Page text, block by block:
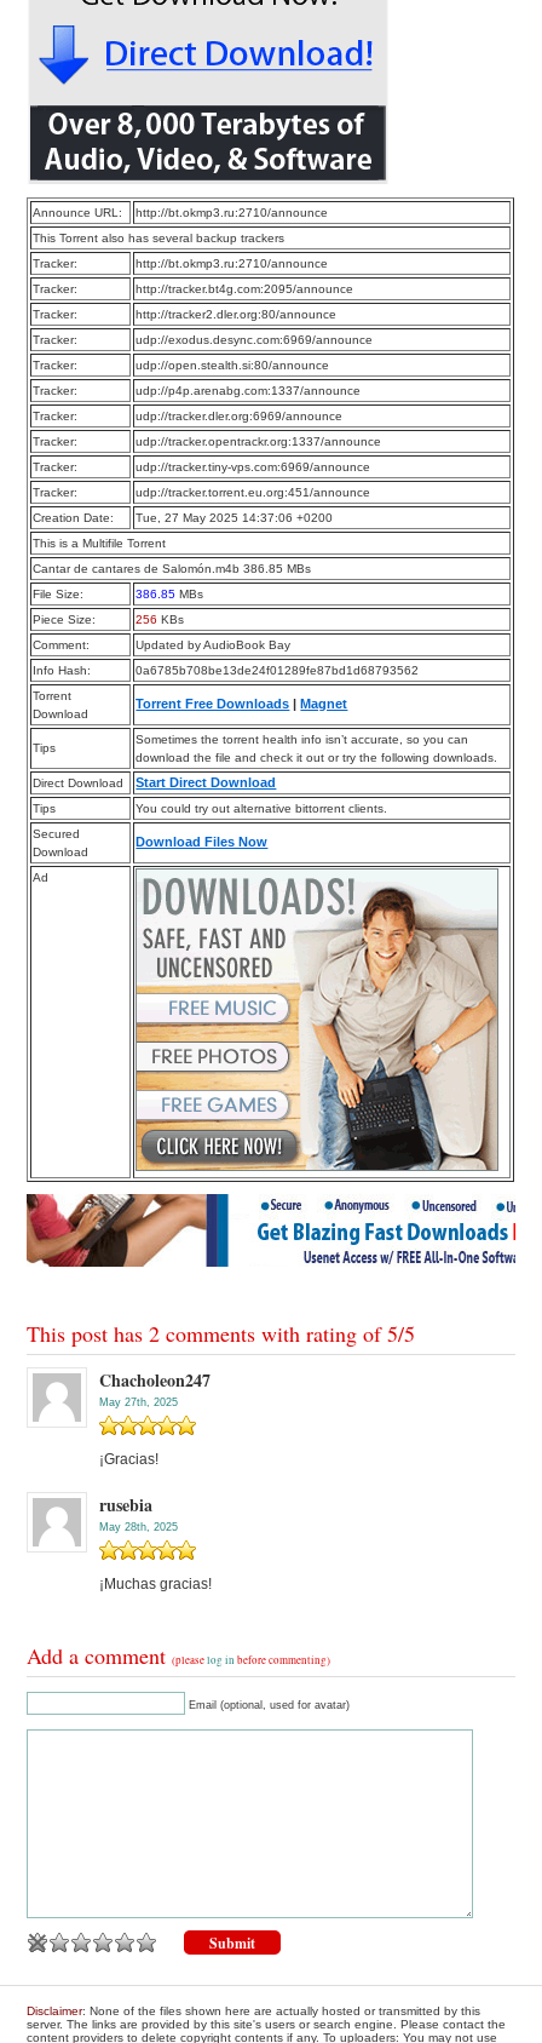
Announce URL:
http://bt.okmp3.ru:2710/announce
This Torrent also has several backup trackers
Tracker:
http://bt.okmp3.ru:2710/announce
Tracker:
http://tracker.bt4g.com:2095/announce
Tracker:
http://tracker2.dler.org:80/announce
Tracker:
udp://exodus.desync.com:6969/announce
Tracker:
udp://open.stealth.si:80/announce
Tracker:
udp://p4p.arenabg.com:1337/announce
Tracker:
udp://tracker.dler.org:6969/announce
Tracker:
udp://tracker.opentrackr.org:1337/announce
Tracker:
udp://tracker.tiny-vps.com:6969/announce
Tracker:
udp://tracker.torrent.eu.org:451/announce
Creation Date:
Tue, 27 May 2025 14:37:06 +0200
This is a Multifile Torrent
Cantar de cantares de Salomón.m4b 386.85 MBs
File Size:
386.85 MBs
Piece Size:
256 KBs
Comment:
Updated by AudioBook Bay
Info Hash:
0a6785b708be13de24f01289fe87bd1d68793562
Torrent
Download
Torrent Free Downloads |Magnet
Tips
Sometimes the torrent health info isn’t accurate, so you can
download the file and check it out or try the following downloads.
Direct Download
Start Direct Download
Tips
You could try out alternative bittorrent clients.
Secured
Download
Download Files Now
Ad
This post has 2 comments with rating of5/5
Chacholeon247
May 27th, 2025
¡Gracias!
rusebia
May 28th, 2025
¡Muchas gracias!
Add a comment(pleaselog in before commenting)
Email (optional, used for avatar)
Disclaimer: None of the files shown here are actually hosted or transmitted by this
server. The links are provided by this site's users or search engine. Please contact the
content providers to delete copyright contents if any. To uploaders: You may not use